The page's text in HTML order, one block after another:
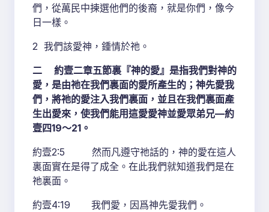
們，從萬民中揀選他們的後裔，就是你們，像今
日一樣。
2 我們該愛神，鍾情於祂。
二 約壹二章五節裏『神的愛』是指我們對神的
愛，是由祂在我們裏面的愛所產生的；神先愛我
們，將祂的愛注入我們裏面，並且在我們裏面產
生出愛來，使我們能用這愛愛神並愛眾弟兄—約
壹四19～21。
約壹2:5 然而凡遵守祂話的，神的愛在這人
裏面實在是得了成全。在此我們就知道我們是在
祂裏面。
約壹4:19 我們愛，因爲神先愛我們。